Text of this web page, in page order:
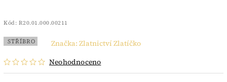
Kód: R20.01.000.00211
STŘÍBRO
Neohodnoceno
Značka: Zlatnictví Zlatíčko